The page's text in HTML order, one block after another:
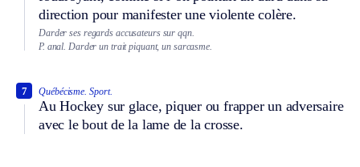
direction pour manifester une violente colère.
Darder ses regards accusateurs sur qqn.
P. anal. Darder un trait piquant, un sarcasme.
Québécisme. Sport.
Au Hockey sur glace, piquer ou frapper un adversaire
avec le bout de la lame de la crosse.
7